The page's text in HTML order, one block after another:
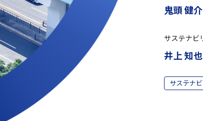
鬼頭 健介
サステナビ
井上 知也
サステナ